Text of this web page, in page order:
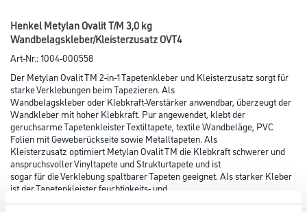
Henkel Metylan Ovalit T/M 3,0 kg
Wandbelagskleber/Kleisterzusatz OVT4
Art-Nr.:1004-000558
Der Metylan Ovalit TM 2-in-1 Tapetenkleber und Kleisterzusatz sorgt für
starke Verklebungen beim Tapezieren. Als
Wandbelagskleber oder Klebkraft-Verstärker anwendbar, überzeugt der
Wandkleber mit hoher Klebkraft. Pur angewendet, klebt der
geruchsarme Tapetenkleister Textiltapete, textile Wandbeläge, PVC
Folien mit Geweberückseite sowie Metalltapeten. Als
Kleisterzusatz optimiert Metylan Ovalit TM die Klebkraft schwerer und
anspruchsvoller Vinyltapete und Strukturtapete und ist
sogar für die Verklebung spaltbarer Tapeten geeignet. Als starker Kleber
ist der Tapetenkleister feuchtigkeits- und